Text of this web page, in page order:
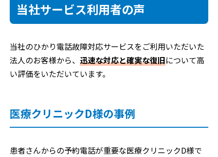
当社サービス利用者の声
当社のひかり電話故障対応サービスをご利用いただいた
法人のお客様から、 迅速な対応と確実な復旧について高
い評価をいただいています。
医療クリニックD様の事例
患者さんからの予約電話が重要な医療クリニックD様で